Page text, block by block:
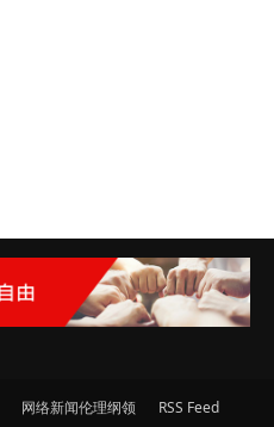
网络新闻伦理纲领 RSS Feed